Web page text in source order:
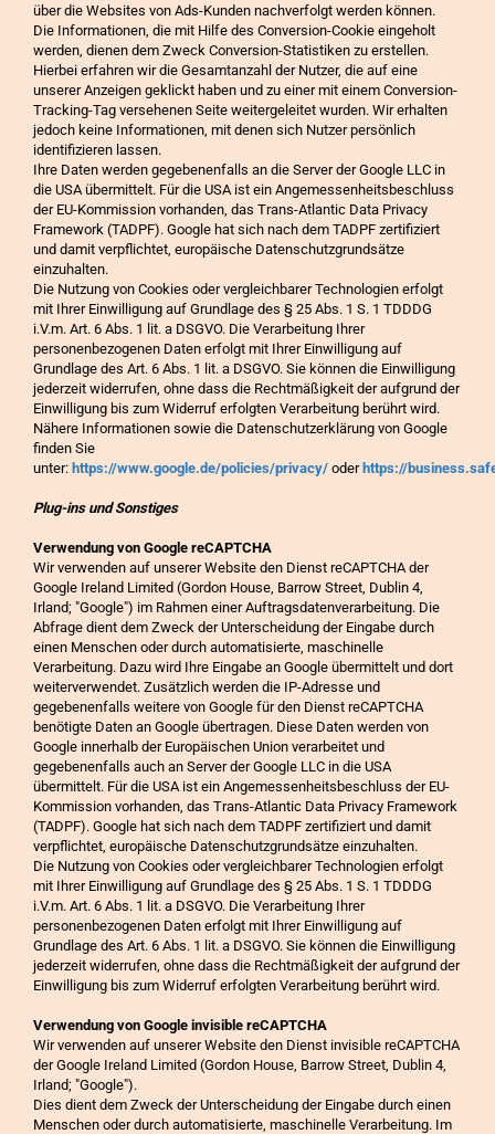
über die Websites von Ads-Kunden nachverfolgt werden können.
Die Informationen, die mit Hilfe des Conversion-Cookie eingeholt
werden, dienen dem Zweck Conversion-Statistiken zu erstellen.
Hierbei erfahren wir die Gesamtanzahl der Nutzer, die auf eine
unserer Anzeigen geklickt haben und zu einer mit einem Conversion-
Tracking-Tag versehenen Seite weitergeleitet wurden. Wir erhalten
jedoch keine Informationen, mit denen sich Nutzer persönlich
identifizieren lassen.
Ihre Daten werden gegebenenfalls an die Server der Google LLC in
die USA übermittelt. Für die USA ist ein Angemessenheitsbeschluss
der EU-Kommission vorhanden, das Trans-Atlantic Data Privacy
Framework (TADPF). Google hat sich nach dem TADPF zertifiziert
und damit verpflichtet, europäische Datenschutzgrundsätze
einzuhalten.
Die Nutzung von Cookies oder vergleichbarer Technologien erfolgt
mit Ihrer Einwilligung auf Grundlage des § 25 Abs. 1 S. 1 TDDDG
i.V.m. Art. 6 Abs. 1 lit. a DSGVO. Die Verarbeitung Ihrer
personenbezogenen Daten erfolgt mit Ihrer Einwilligung auf
Grundlage des Art. 6 Abs. 1 lit. a DSGVO. Sie können die Einwilligung
jederzeit widerrufen, ohne dass die Rechtmäßigkeit der aufgrund der
Einwilligung bis zum Widerruf erfolgten Verarbeitung berührt wird.
Nähere Informationen sowie die Datenschutzerklärung von Google
finden Sie
unter: https://www.google.de/policies/privacy/ oder https://
Plug-ins und Sonstiges
Verwendung von Google reCAPTCHA
Wir verwenden auf unserer Website den Dienst reCAPTCHA der
Google Ireland Limited (Gordon House, Barrow Street, Dublin 4,
Irland; "Google") im Rahmen einer Auftragsdatenverarbeitung. Die
Abfrage dient dem Zweck der Unterscheidung der Eingabe durch
einen Menschen oder durch automatisierte, maschinelle
Verarbeitung. Dazu wird Ihre Eingabe an Google übermittelt und dort
weiterverwendet. Zusätzlich werden die IP-Adresse und
gegebenenfalls weitere von Google für den Dienst reCAPTCHA
benötigte Daten an Google übertragen. Diese Daten werden von
Google innerhalb der Europäischen Union verarbeitet und
gegebenenfalls auch an Server der Google LLC in die USA
übermittelt. Für die USA ist ein Angemessenheitsbeschluss der EU-
Kommission vorhanden, das Trans-Atlantic Data Privacy Framework
(TADPF). Google hat sich nach dem TADPF zertifiziert und damit
verpflichtet, europäische Datenschutzgrundsätze einzuhalten.
Die Nutzung von Cookies oder vergleichbarer Technologien erfolgt
mit Ihrer Einwilligung auf Grundlage des § 25 Abs. 1 S. 1 TDDDG
i.V.m. Art. 6 Abs. 1 lit. a DSGVO. Die Verarbeitung Ihrer
personenbezogenen Daten erfolgt mit Ihrer Einwilligung auf
Grundlage des Art. 6 Abs. 1 lit. a DSGVO. Sie können die Einwilligung
jederzeit widerrufen, ohne dass die Rechtmäßigkeit der aufgrund der
Einwilligung bis zum Widerruf erfolgten Verarbeitung berührt wird.
Verwendung von Google invisible reCAPTCHA
Wir verwenden auf unserer Website den Dienst invisible reCAPTCHA
der Google Ireland Limited (Gordon House, Barrow Street, Dublin 4,
Irland; "Google").
Dies dient dem Zweck der Unterscheidung der Eingabe durch einen
Menschen oder durch automatisierte, maschinelle Verarbeitung. Im